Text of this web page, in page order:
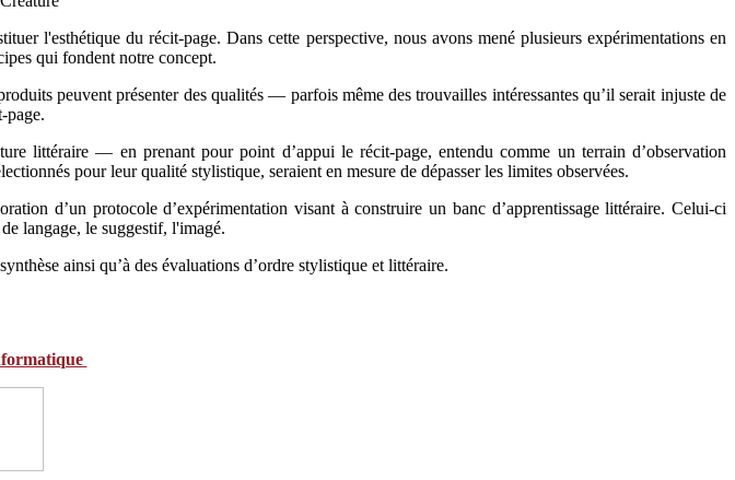
l'esthétique du récit-page. Dans cette perspective, nous avons mené plusieurs expérimentations en
qui fondent notre concept.
peuvent présenter des qualités — parfois même des trouvailles intéressantes qu’il serait injuste de
page.
littéraire — en prenant pour point d’appui le récit-page, entendu comme un terrain d’observation
pour leur qualité stylistique, seraient en mesure de dépasser les limites observées.
d’un protocole d’expérimentation visant à construire un banc d’apprentissage littéraire. Celui-ci
langage, le suggestif, l'imagé.
ainsi qu’à des évaluations d’ordre stylistique et littéraire.